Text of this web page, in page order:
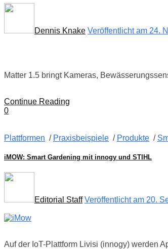
Dennis Knake Veröffentlicht am 24.
Matter 1.5 bringt Kameras,
Continue Reading
0
Plattformen / Praxisbeispiele / Produkte /
iMOW: Smart Gardening mit innogy und STIHL
Editorial Staff Veröffentlicht am 20.
Auf der IoT-Plattform Livisi (innogy) werden